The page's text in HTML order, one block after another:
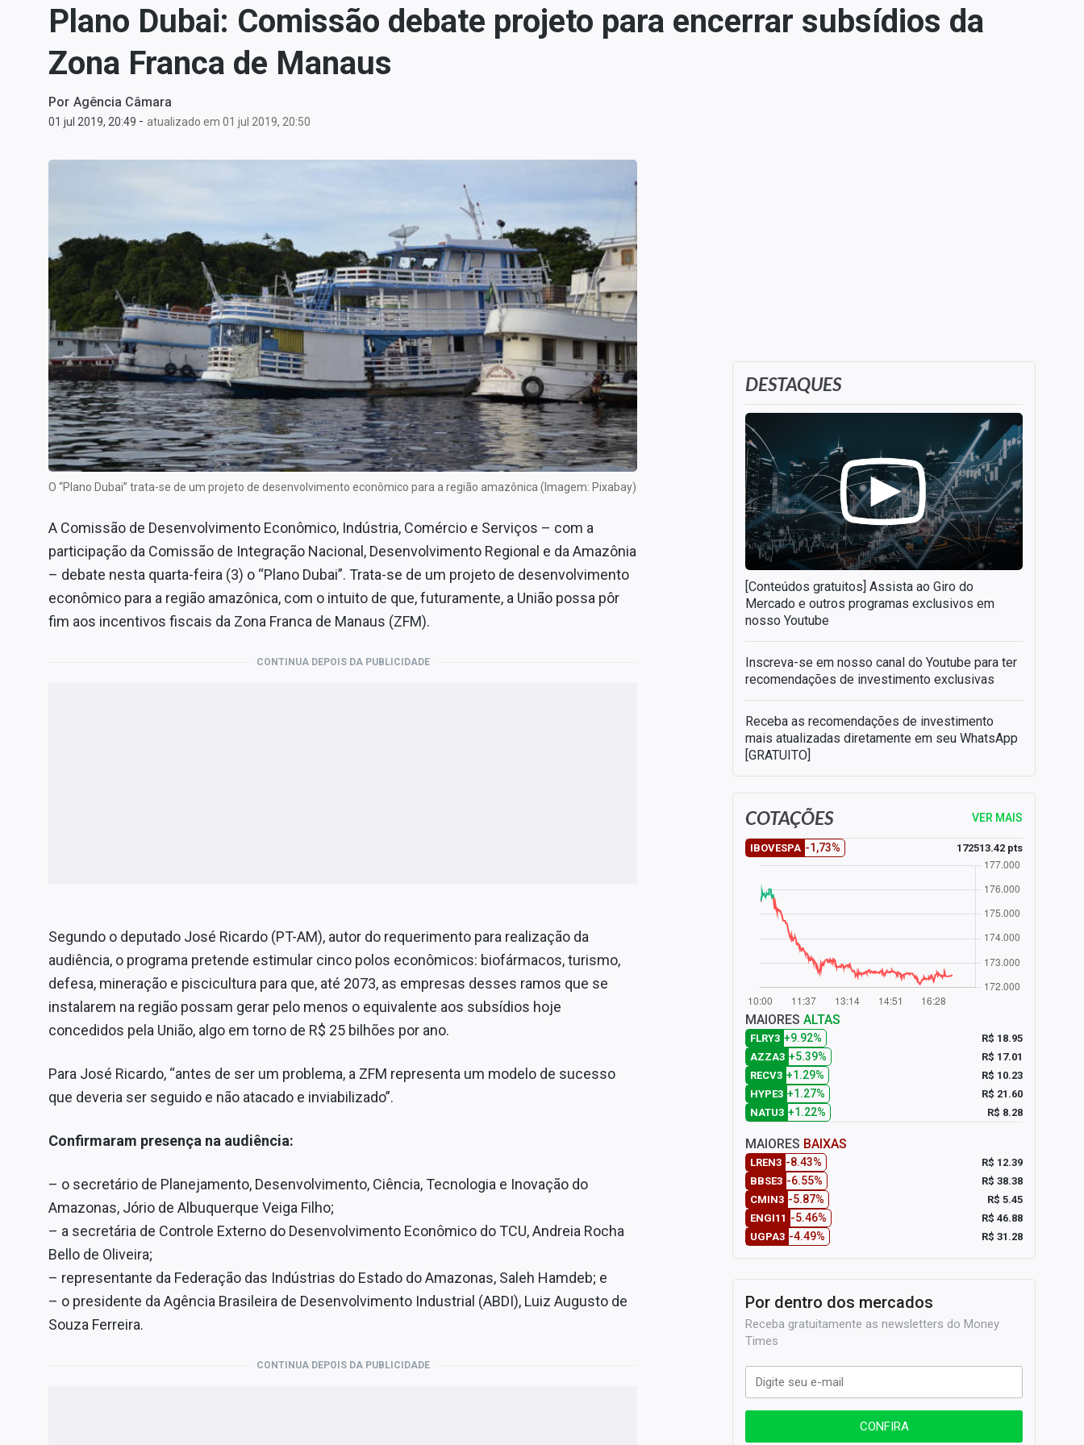
Carteiras Recomendadas
Central de Fundos
Central dos IPOs
Finanças Pessoais
Empresas
Política
Colunas
Especiais
Internacional
Marketing
Tecnologia
Conteúdo de Marca
Sobre
Contato
Plano Dubai: Comissão debate projeto para encerrar subsídios da
Zona Franca de Manaus
Por Agência Câmara
01 jul 2019, 20:49 - atualizado em 01 jul 2019, 20:50
O “Plano Dubai” trata-se de um projeto de desenvolvimento econômico para a região amazônica (Imagem: Pixabay)
A Comissão de Desenvolvimento Econômico, Indústria, Comércio e Serviços – com a
participação da Comissão de Integração Nacional, Desenvolvimento Regional e da Amazônia
– debate nesta quarta-feira (3) o “Plano Dubai”. Trata-se de um projeto de desenvolvimento
econômico para a região amazônica, com o intuito de que, futuramente, a União possa pôr
fim aos incentivos fiscais da Zona Franca de Manaus (ZFM).
CONTINUA DEPOIS DA PUBLICIDADE
Segundo o deputado José Ricardo (PT-AM), autor do requerimento para realização da
audiência, o programa pretende estimular cinco polos econômicos: biofármacos, turismo,
defesa, mineração e piscicultura para que, até 2073, as empresas desses ramos que se
instalarem na região possam gerar pelo menos o equivalente aos subsídios hoje
concedidos pela União, algo em torno de R$ 25 bilhões por ano.
Para José Ricardo, “antes de ser um problema, a ZFM representa um modelo de sucesso
que deveria ser seguido e não atacado e inviabilizado”.
Confirmaram presença na audiência:
– o secretário de Planejamento, Desenvolvimento, Ciência, Tecnologia e Inovação do
Amazonas, Jório de Albuquerque Veiga Filho;
– a secretária de Controle Externo do Desenvolvimento Econômico do TCU, Andreia Rocha
Bello de Oliveira;
– representante da Federação das Indústrias do Estado do Amazonas, Saleh Hamdeb; e
– o presidente da Agência Brasileira de Desenvolvimento Industrial (ABDI), Luiz Augusto de
Souza Ferreira.
CONTINUA DEPOIS DA PUBLICIDADE
DESTAQUES
[Conteúdos gratuitos] Assista ao Giro do
Mercado e outros programas exclusivos em
nosso Youtube
Inscreva-se em nosso canal do Youtube para ter
recomendações de investimento exclusivas
Receba as recomendações de investimento
mais atualizadas diretamente em seu WhatsApp
[GRATUITO]
COTAÇÕES VER MAIS
IBOVESPA -1,73% 172513.42 pts
MAIORES ALTAS
FLRY3 +9.92%
R$ 18.95
AZZA3 +5.39%
R$ 17.01
RECV3 +1.29%
R$ 10.23
HYPE3 +1.27%
R$ 21.60
NATU3 +1.22% R$ 8.28
MAIORES BAIXAS
LREN3 -8.43%
R$ 12.39
BBSE3 -6.55%
R$ 38.38
CMIN3 -5.87%
R$ 5.45
ENGI11 -5.46%
R$ 46.88
UGPA3 -4.49% R$ 31.28
Por dentro dos mercados
Receba gratuitamente as newsletters do Money
Times